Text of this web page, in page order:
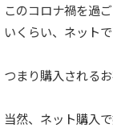
このコロナ禍を過
いくらい、ネット
つまり購入される
当然、ネット購入